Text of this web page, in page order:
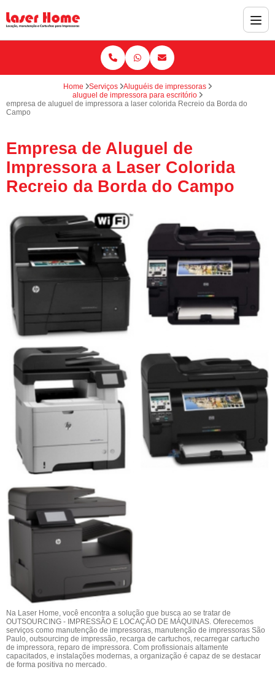
Home Serviços
Aluguéis de impressoras
aluguel de impressora para escritório
empresa de aluguel de impressora a laser colorida Recreio da Borda do
Campo
Empresa de Aluguel de
Impressora a Laser Colorida
Recreio da Borda do Campo
Na Laser Home, você encontra a solução que busca ao se tratar de
OUTSOURCING - IMPRESSÃO E LOCAÇÃO DE MÁQUINAS. Oferecemos
serviços como manutenção de impressoras, manutenção de impressoras São
Paulo, outsourcing de impressão, recarga de cartuchos, recarregar cartucho
de impressora, reparo de impressora. Com profissionais altamente
capacitados, e instalações modernas, a organização é capaz de se destacar
de forma positiva no mercado.